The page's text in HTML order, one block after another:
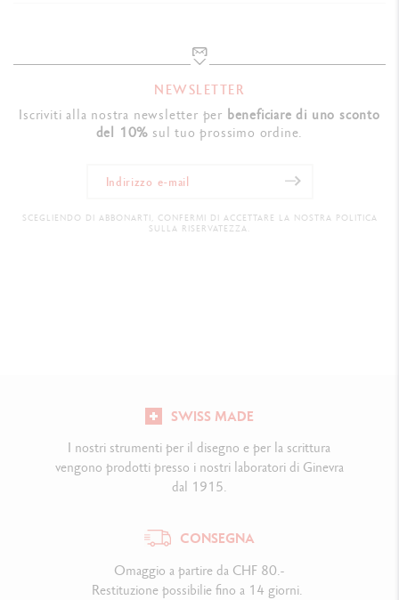
NEWSLETTER
Iscriviti alla nostra newsletter per beneficiare di uno sconto
del 10% sul tuo prossimo ordine.
SCEGLIENDO DI ABBONARTI, CONFERMI DI ACCETTARE LA NOSTRA POLITICA
SULLA RISERVATEZZA.
SWISS MADE
I nostri strumenti per il disegno e per la scrittura
vengono prodotti presso i nostri laboratori di Ginevra
dal 1915.
CONSEGNA
Omaggio a partire da CHF 80.-
Restituzione possibilie fino a 14 giorni.